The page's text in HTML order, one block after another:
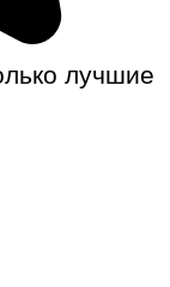
лучшие